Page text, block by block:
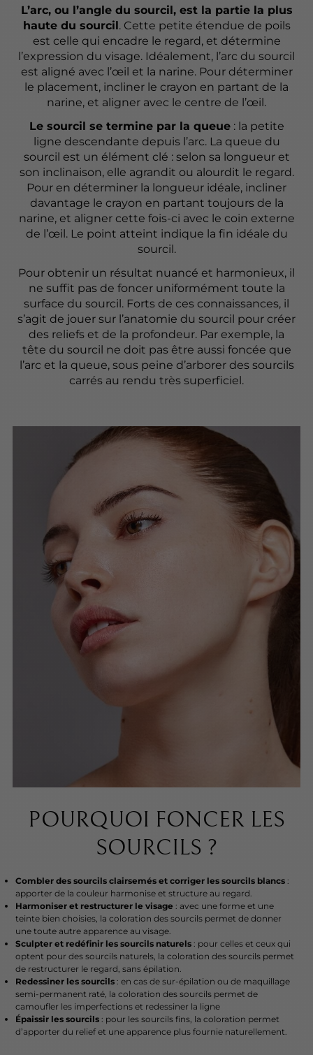
L’arc, ou l’angle du sourcil, est la partie la plus
haute du sourcil. Cette petite étendue de poils
est celle qui encadre le regard, et détermine
l’expression du visage. Idéalement, l’arc du sourcil
est aligné avec l’œil et la narine. Pour déterminer
le placement, incliner le crayon en partant de la
narine, et aligner avec le centre de l’œil.
Le sourcil se termine par la queue: la petite
ligne descendante depuis l’arc. La queue du
sourcil est un élément clé : selon sa longueur et
son inclinaison, elle agrandit ou alourdit le regard.
Pour en déterminer la longueur idéale, incliner
davantage le crayon en partant toujours de la
narine, et aligner cette fois-ci avec le coin externe
de l’œil. Le point atteint indique la fin idéale du
sourcil.
Pour obtenir un résultat nuancé et harmonieux, il
ne suffit pas de foncer uniformément toute la
surface du sourcil. Forts de ces connaissances, il
s’agit de jouer sur l’anatomie du sourcil pour créer
des reliefs et de la profondeur. Par exemple, la
tête du sourcil ne doit pas être aussi foncée que
l’arc et la queue, sous peine d’arborer des sourcils
carrés au rendu très superficiel.
POURQUOI FONCER LES
SOURCILS ?
Combler des sourcils clairsemés et corriger les sourcils blancs :
apporter de la couleur harmonise et structure au regard.
Harmoniser et restructurer le visage : avec une forme et une
teinte bien choisies, la coloration des sourcils permet de donner
une toute autre apparence au visage.
Sculpter et redéfinir les sourcils naturels : pour celles et ceux qui
optent pour des sourcils naturels, la coloration des sourcils permet
de restructurer le regard, sans épilation.
Redessiner les sourcils : en cas de sur-épilation ou de maquillage
semi-permanent raté, la coloration des sourcils permet de
camoufler les imperfections et redessiner la ligne
Épaissir les sourcils : pour les sourcils fins, la coloration permet
d’apporter du relief et une apparence plus fournie naturellement.